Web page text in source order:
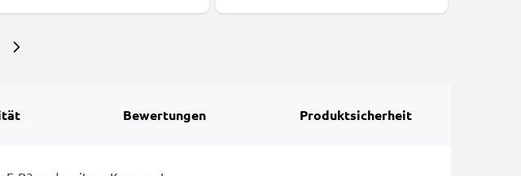
Bewertungen Produktsicherheit